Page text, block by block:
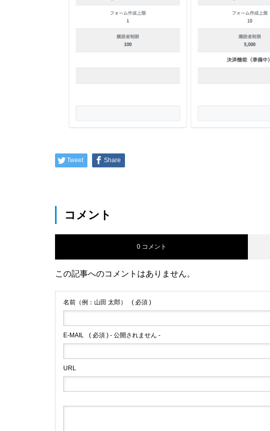
Tweet Share
コメント
0 コメント
この記事へのコメントはありません。
名前（例：山田 太郎） ( 必須 )
E-MAIL ( 必須 ) - 公開されません -
URL